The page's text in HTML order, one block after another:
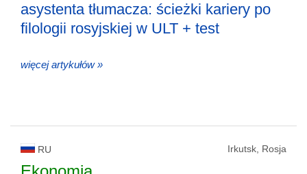
asystenta tłumacza: ścieżki kariery po
filologii rosyjskiej w ULT + test
więcej artykułów »
RU Irkutsk, Rosja